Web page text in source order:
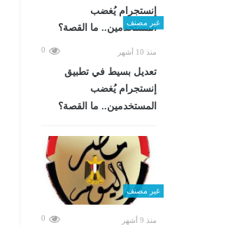
غير مصنف
منذ 10 أشهر 0
تعديل بسيط في تطبيق
إنستجرام يُغضب
المستخدمين.. ما القصة؟
غير مصنف
منذ 9 أشهر 0